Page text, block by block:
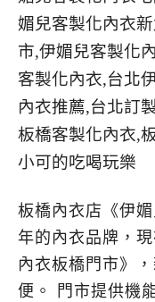
板橋內衣店《伊
年的內衣品牌，
內衣板橋門市》
便。 門市提供機